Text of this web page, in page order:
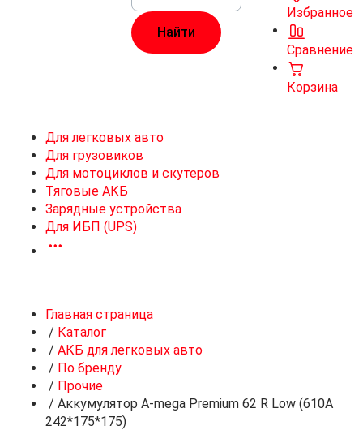
Избранное
Сравнение
Корзина
Для легковых авто
Для грузовиков
Для мотоциклов и скутеров
Тяговые АКБ
Зарядные устройства
Для ИБП (UPS)
Главная страница
/ Каталог
/ АКБ для легковых авто
/ По бренду
/ Прочие
/ Аккумулятор A-mega Premium 62 R Low (610А
242*175*175)